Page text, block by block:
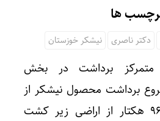
ها
دکتر ناصری نیشکر خوزستان
متمرکز برداشت در بخش
برداشت محصول نیشکر از
سطح ۷۳ هزار و ۹۶۰ هکتار از اراضی زیر کشت